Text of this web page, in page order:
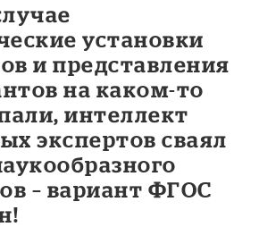
установки
и представления
на каком-то
интеллект
экспертов сваял
– вариант ФГОС